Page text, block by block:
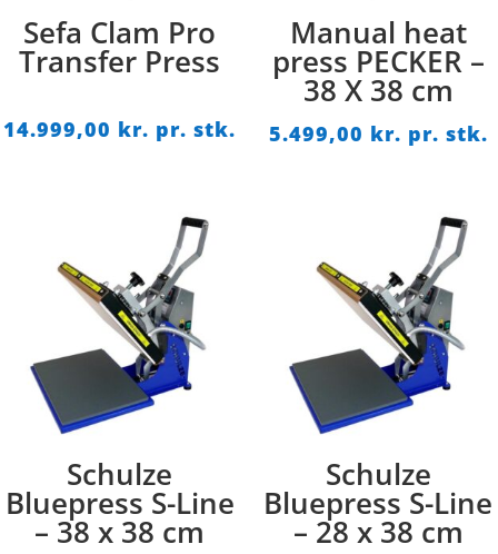
Sefa Clam Pro
Transfer Press
14.999,00 kr. pr. stk.
Manual heat
press PECKER –
38 X 38 cm
5.499,00 kr. pr. stk.
Schulze
Bluepress S-Line
– 38 x 38 cm
Schulze
Bluepress S-Line
– 28 x 38 cm